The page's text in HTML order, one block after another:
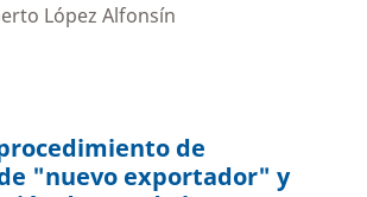
López Alfonsín
de
"nuevo exportador" y